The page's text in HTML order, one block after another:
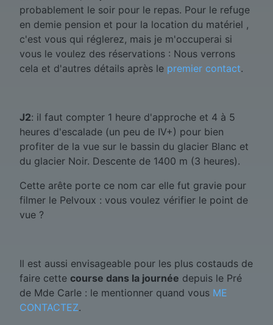
probablement le soir pour le repas. Pour le refuge
en demie pension et pour la location du matériel ,
c'est vous qui réglerez, mais je m'occuperai si
vous le voulez des réservations : Nous verrons
cela et d'autres détails après le premier contact.
J2: il faut compter 1 heure d'approche et 4 à 5
heures d'escalade (un peu de IV+) pour bien
profiter de la vue sur le bassin du glacier Blanc et
du glacier Noir. Descente de 1400 m (3 heures).
Cette arête porte ce nom car elle fut gravie pour
filmer le Pelvoux : vous voulez vérifier le point de
vue ?
Il est aussi envisageable pour les plus costauds de
faire cette course dans la journée depuis le Pré
de Mde Carle : le mentionner quand vous ME
CONTACTEZ.